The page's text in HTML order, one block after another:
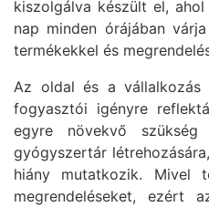
kiszolgálva készült el,
nap minden órájában
termékekkel és
Az oldal és a
fogyasztói igényre
egyre növekvő
gyógyszertár
hiány mutatkozik. Mivel
megrendeléseket, ezért